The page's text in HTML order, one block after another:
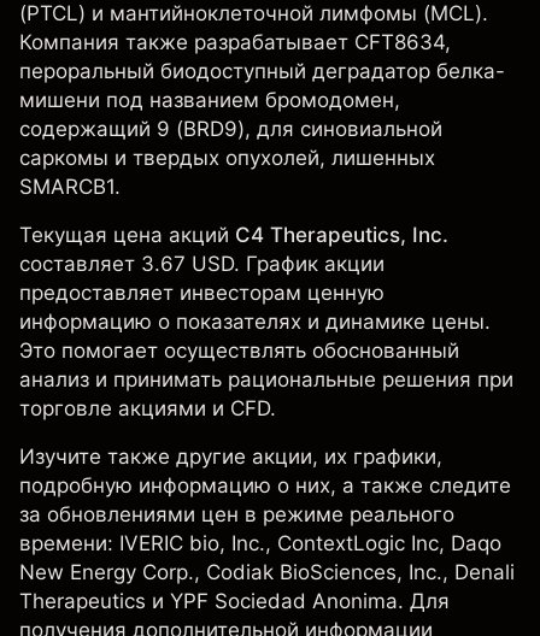
(PTCL) и мантийноклеточной лимфомы (MCL).
Компания также разрабатывает CFT8634,
пероральный биодоступный деградатор белка-
мишени под названием бромодомен,
содержащий 9 (BRD9), для синовиальной
саркомы и твердых опухолей, лишенных
SMARCB1.
Текущая цена акций C4 Therapeutics, Inc.
составляет 3.67 USD. График акции
предоставляет инвесторам ценную
информацию о показателях и динамике цены.
Это помогает осуществлять обоснованный
анализ и принимать рациональные решения при
торговле акциями и CFD.
Изучите также другие акции, их графики,
подробную информацию о них, а также следите
за обновлениями цен в режиме реального
времени: IVERIC bio, Inc., ContextLogic Inc, Daqo
New Energy Corp., Codiak BioSciences, Inc., Denali
Therapeutics и YPF Sociedad Anonima. Для
получения дополнительной информации